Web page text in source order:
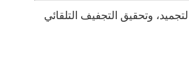
وتحقيق التجفيف التلقائي